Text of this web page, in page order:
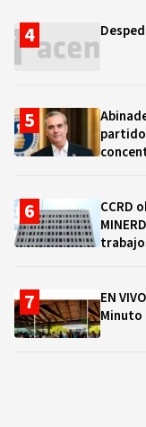
partido
CCRD
EN
Minuto